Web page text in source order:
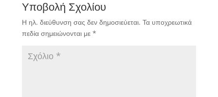
Υποβολή Σχολίου
Η ηλ. διεύθυνση σας δεν δημοσιεύεται. Τα υποχρεωτικά
πεδία σημειώνονται με *